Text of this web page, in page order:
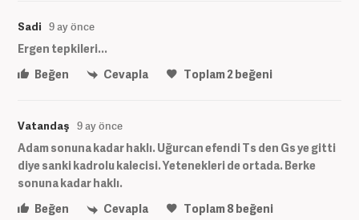
Sadi 9 ay önce
Ergen tepkileri...
Beğen
Cevapla Toplam2beğeni
Vatandaş 9 ay önce
Adam sonuna kadar haklı. Uğurcan efendi Ts den Gs ye gitti
diye sanki kadrolu kalecisi. Yetenekleri de ortada. Berke
sonuna kadar haklı.
Beğen
Cevapla Toplam8beğeni